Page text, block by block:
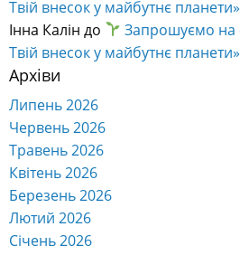
України № 928 від 11 червня 2026
Шановні колеги, студенти,
Одеського національного
Останні коментарі
АннадоЯк відзначити
вишиванки в Одесі цікаво і при
Оксана Кібачова
Quest: Твій внесок у майбутнє
АннадоНавчальна програма:
RapidSkills — безкоштовні
Людмиладо